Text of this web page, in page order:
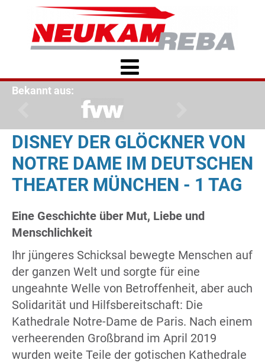
Bekannt aus:
DISNEY DER GLÖCKNER VON
NOTRE DAME IM DEUTSCHEN
THEATER MÜNCHEN - 1 TAG
Eine Geschichte über Mut, Liebe und
Menschlichkeit
Ihr jüngeres Schicksal bewegte Menschen auf
der ganzen Welt und sorgte für eine
ungeahnte Welle von Betroffenheit, aber auch
Solidarität und Hilfsbereitschaft: Die
Kathedrale Notre-Dame de Paris. Nach einem
verheerenden Großbrand im April 2019
wurden weite Teile der gotischen Kathedrale